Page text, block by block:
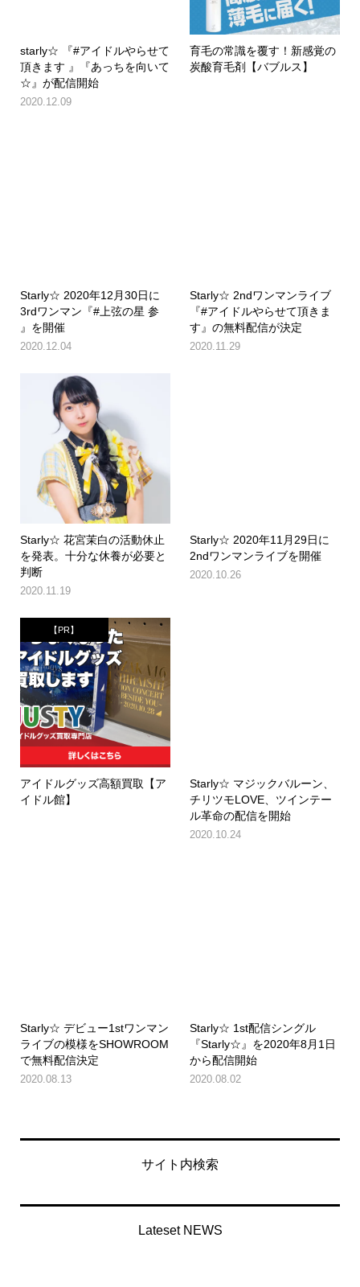
starly☆ 『#アイドルやらせて
頂きます 』『あっちを向いて
☆』が配信開始
2020.12.09
育毛の常識を覆す！新感覚の
炭酸育毛剤【バブルス】
Starly☆ 2020年12月30日に
3rdワンマン『#上弦の星 参
』を開催
2020.12.04
Starly☆ 2ndワンマンライブ
『#アイドルやらせて頂きま
す』の無料配信が決定
2020.11.29
Starly☆ 花宮茉白の活動休止
を発表。十分な休養が必要と
判断
2020.11.19
Starly☆ 2020年11月29日に
2ndワンマンライブを開催
2020.10.26
【PR】
アイドルグッズ高額買取【ア
イドル館】
Starly☆ マジックバルーン、
チリツモLOVE、ツインテー
ル革命の配信を開始
2020.10.24
Starly☆ デビュー1stワンマン
ライブの模様をSHOWROOM
で無料配信決定
2020.08.13
Starly☆ 1st配信シングル
『Starly☆』を2020年8月1日
から配信開始
2020.08.02
サイト内検索
Lateset NEWS